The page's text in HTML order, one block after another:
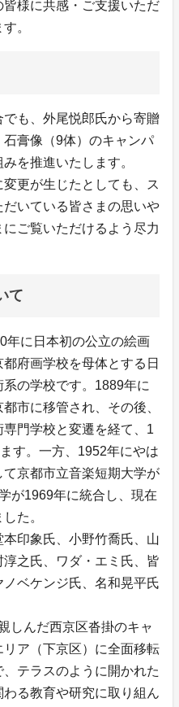
様に共感・ご支援いただ
。
も、外尾悦郎氏から寄贈
膏像（9体）のキャンパ
を推進いたします。
更が生じたとしても、ス
いている皆さまの思いや
ご覧いただけるよう尽力
て
に日本初の公立の絵画
府画学校を母体とする日
の学校です。1889年に
市に移管され、その後、
門学校と変遷を経て、1
す。一方、1952年にやは
京都市立音楽短期大学が
が1969年に統合し、現在
た。
印象氏、小野竹喬氏、山
之氏、ワダ・エミ氏、皆
ベケンジ氏、名和晃平氏
しんだ西京区沓掛のキャ
ア（下京区）に全面移転
テラスのように開かれた
る教育や研究に取り組ん